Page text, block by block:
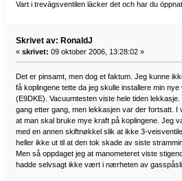
Vart i trevägsventilen läcker det och har du
Skrivet av: RonaldJ
« skrivet: 09 oktober 2006, 13:28:02 »
Det er pinsamt, men dog et faktum. Jeg kunne
få koplingene tette da jeg skulle installere min
(E9DKE). Vacuumtesten viste hele tiden
gang etter gang, men lekkasjen var der fortsatt. I
at man skal bruke mye kraft på koplingene. Jeg
med en annen skiftnøkkel slik at ikke 3-
heller ikke ut til at den tok skade av siste
Men så oppdaget jeg at manometeret viste
hadde selvsagt ikke vært i nærheten av